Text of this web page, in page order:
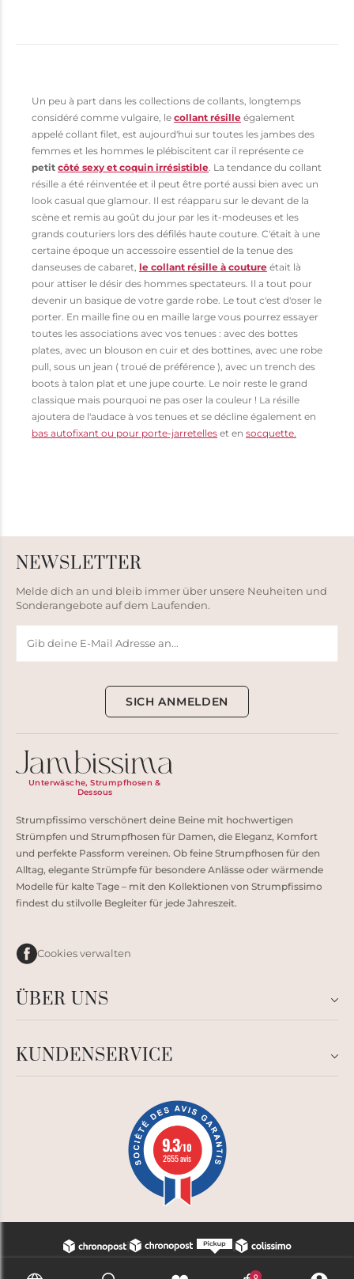
0
Un peu à part dans les collections de collants, longtemps
considéré comme vulgaire, le collant résille également
appelé collant filet, est aujourd'hui sur toutes les jambes des
femmes et les hommes le plébiscitent car il représente ce
petit côté sexy et coquin irrésistible. La tendance du collant
résille a été réinventée et il peut être porté aussi bien avec un
look casual que glamour. Il est réapparu sur le devant de la
scène et remis au goût du jour par les it-modeuses et les
grands couturiers lors des défilés haute couture. C'était à une
certaine époque un accessoire essentiel de la tenue des
danseuses de cabaret, le collant résille à couture était là
pour attiser le désir des hommes spectateurs. Il a tout pour
devenir un basique de votre garde robe. Le tout c'est d'oser le
porter. En maille fine ou en maille large vous pourrez essayer
toutes les associations avec vos tenues : avec des bottes
plates, avec un blouson en cuir et des bottines, avec une robe
pull, sous un jean ( troué de préférence ), avec un trench des
boots à talon plat et une jupe courte. Le noir reste le grand
classique mais pourquoi ne pas oser la couleur ! La résille
ajoutera de l'audace à vos tenues et se décline également en
bas autofixant ou pour porte-jarretelles et en socquette.
NEWSLETTER
Melde dich an und bleib immer über unsere Neuheiten und
Sonderangebote auf dem Laufenden.
SICH ANMELDEN
Unterwäsche, Strumpfhosen &
Dessous
Strumpfissimo verschönert deine Beine mit hochwertigen
Strümpfen und Strumpfhosen für Damen, die Eleganz, Komfort
und perfekte Passform vereinen. Ob feine Strumpfhosen für den
Alltag, elegante Strümpfe für besondere Anlässe oder wärmende
Modelle für kalte Tage – mit den Kollektionen von Strumpfissimo
findest du stilvolle Begleiter für jede Jahreszeit.
Cookies verwalten
ÜBER UNS
KUNDENSERVICE
9.3/10
2655 avis